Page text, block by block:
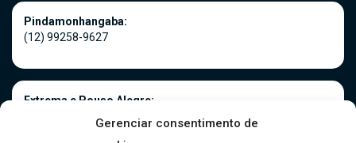
Gerenciar consentimento de
Pindamonhangaba:
(12) 99258-9627
Extrema e Pouso Alegre:
(35) 3181-0966